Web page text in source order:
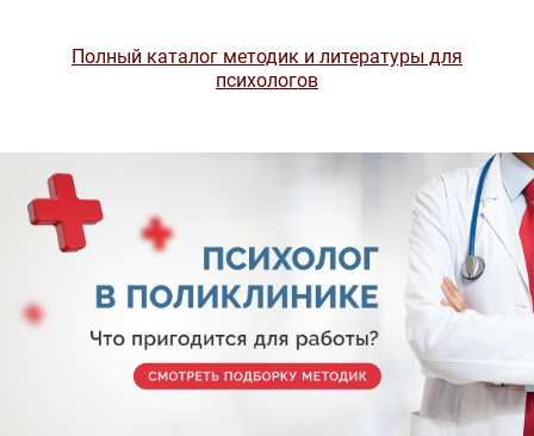
Полный каталог методик и литературы для
психологов